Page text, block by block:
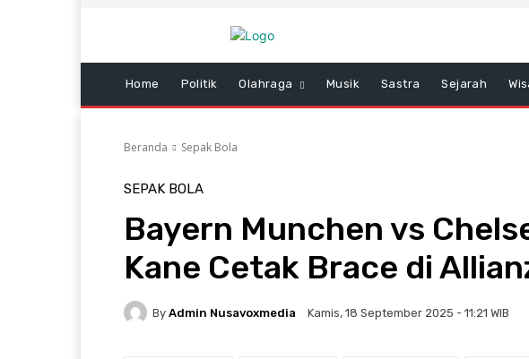
Home Politik Olahraga Musik Sastra Sejarah
Beranda Sepak Bola
SEPAK BOLA
Bayern Munchen vs
Kane Cetak Brace di
By Admin Nusavoxmedia Kamis, 18 September 2025 - 11:21 WIB